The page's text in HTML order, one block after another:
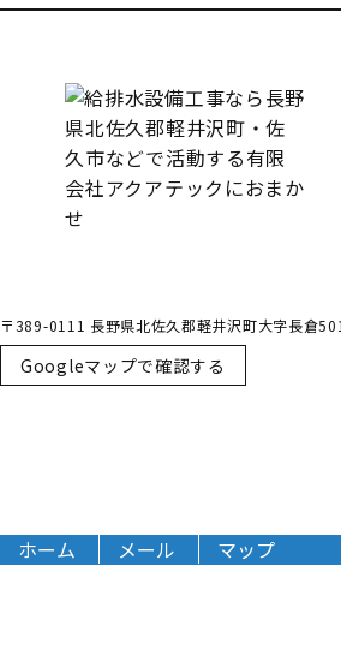
〒389-0111 長野県北佐久郡軽井沢町大字長倉
Googleマップで確認する
ホーム メール マップ